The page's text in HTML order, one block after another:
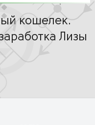
кошелек.
Лизы